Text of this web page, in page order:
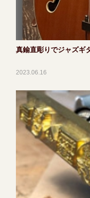
真鍮直彫りでジャズギ
2023.06.16